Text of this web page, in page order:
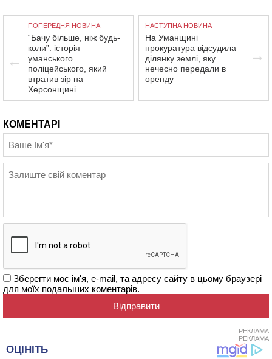
ПОПЕРЕДНЯ НОВИНА
“Бачу більше, ніж будь-
коли”: історія
уманського
поліцейського, який
втратив зір на
Херсонщині
НАСТУПНА НОВИНА
На Уманщині
прокуратура відсудила
ділянку землі, яку
нечесно передали в
оренду
КОМЕНТАРІ
Зберегти моє ім'я, e-mail, та адресу сайту в цьому браузері
для моїх подальших коментарів.
РЕКЛАМА
РЕКЛАМА